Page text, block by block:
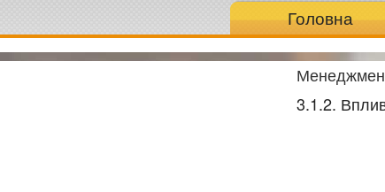
Головна
3.1.2.